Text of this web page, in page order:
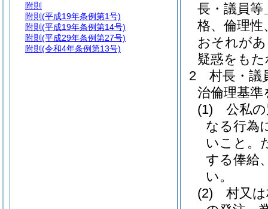
長・議員
格、倫理
おそれが
疑惑をも
2
村長・議
治倫理基
(1)
公私
なる行為
いこと。
する俸給
い。
(2)
村又
附則
附則 (平成19年条例第1号)
附則 (平成19年条例第14号)
附則 (平成29年条例第27号)
附則 (令和4年条例第13号)